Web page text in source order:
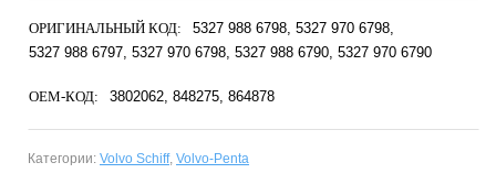
ОРИГИНАЛЬНЫЙ КОД: 5327 988 6798 5327 970 6798
5327 988 6797 5327 970 6798 5327 988 6790 5327 970 6790
OEM-КОД: 3802062 848275 864878
Категории: Volvo Schiff, Volvo-Penta